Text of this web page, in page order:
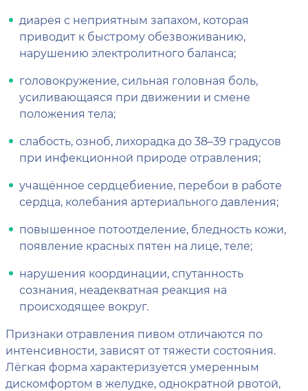
диарея с неприятным запахом, которая
приводит к быстрому обезвоживанию,
нарушению электролитного баланса;
головокружение, сильная головная боль,
усиливающаяся при движении и смене
положения тела;
слабость, озноб, лихорадка до 38–39 градусов
при инфекционной природе отравления;
учащённое сердцебиение, перебои в работе
сердца, колебания артериального давления;
повышенное потоотделение, бледность кожи,
появление красных пятен на лице, теле;
нарушения координации, спутанность
сознания, неадекватная реакция на
происходящее вокруг.
Признаки отравления пивом отличаются по
интенсивности, зависят от тяжести состояния.
Лёгкая форма характеризуется умеренным
дискомфортом в желудке, однократной рвотой,